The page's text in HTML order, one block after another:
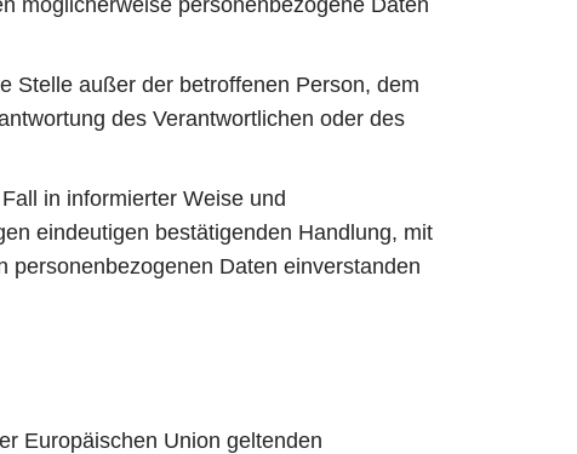
möglicherweise personenbezogene Daten
außer der betroffenen Person, dem
des Verantwortlichen oder des
in informierter Weise und
eindeutigen bestätigenden Handlung, mit
personenbezogenen Daten einverstanden
Europäischen Union geltenden